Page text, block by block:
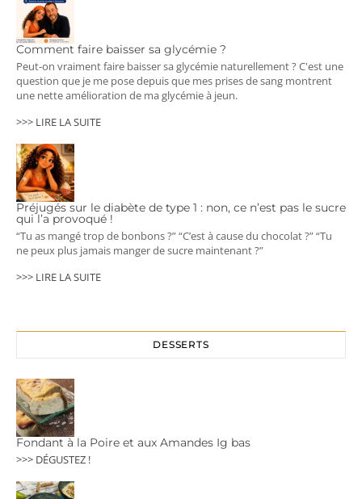
Comment faire baisser sa glycémie ?
Peut-on vraiment faire baisser sa glycémie naturellement ? C'est une
question que je me pose depuis que mes prises de sang montrent
une nette amélioration de ma glycémie à jeun.
>>> LIRE LA SUITE
Préjugés sur le diabète de type 1 : non, ce n’est pas le sucre
qui l’a provoqué !
“Tu as mangé trop de bonbons ?” “C’est à cause du chocolat ?” “Tu
ne peux plus jamais manger de sucre maintenant ?”
>>> LIRE LA SUITE
DESSERTS
Fondant à la Poire et aux Amandes Ig bas
>>> DÉGUSTEZ !